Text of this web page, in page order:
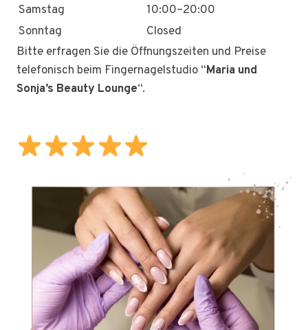
Samstag
10:00–20:00
Sonntag
Closed
Bitte erfragen Sie die Öffnungszeiten und Preise
telefonisch beim Fingernagelstudio “Maria und
Sonja’s Beauty Lounge“.